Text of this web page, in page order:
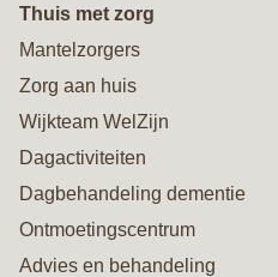
Thuis met zorg
Mantelzorgers
Zorg aan huis
Wijkteam WelZijn
Dagactiviteiten
Dagbehandeling dementie
Ontmoetingscentrum
Advies en behandeling